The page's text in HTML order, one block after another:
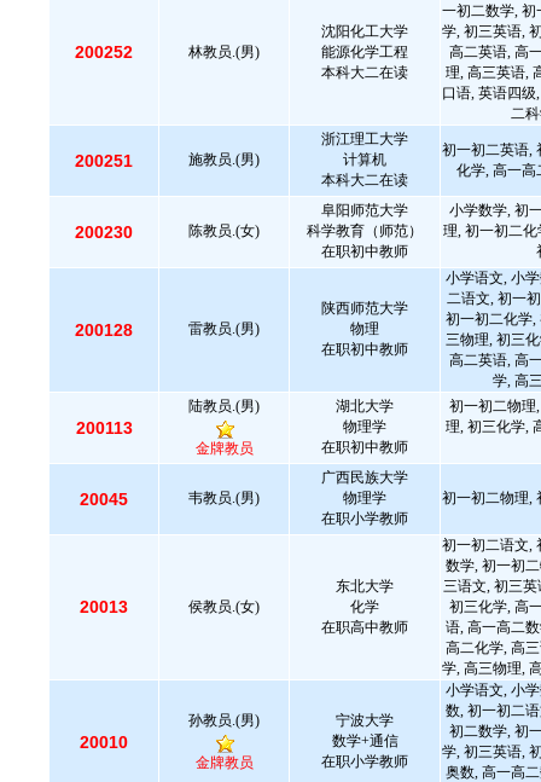
200252 林教员.(男)
沈阳化工大学
能源化学工程
本科大二在读
一初二数学, 初
学, 初三英语,
高二英语, 高
理, 高三英语,
口语, 英语四级
二
200251 施教员.(男)
浙江理工大学
计算机
本科大二在读
初一初二英语,
化学, 高一高
200230 陈教员.(女)
阜阳师范大学
科学教育（师范）
在职初中教师
小学数学, 初
理, 初一初二
200128 雷教员.(男)
陕西师范大学
物理
在职初中教师
小学语文, 小
二语文, 初一
初一初二化学,
三物理, 初三
高二英语, 高
学, 高
200113
陆教员.(男)
金牌教员
湖北大学
物理学
在职初中教师
初一初二物理
理, 初三化学,
20045 韦教员.(男)
广西民族大学
物理学
在职小学教师
初一初二物理,
20013 侯教员.(女)
东北大学
化学
在职高中教师
初一初二语文,
数学, 初一初
三语文, 初三
初三化学, 高
语, 高一高二
高二化学, 高
学, 高三物理,
20010
孙教员.(男)
金牌教员
宁波大学
数学+通信
在职小学教师
小学语文, 小
数, 初一初二
初二数学, 初
学, 初三英语,
奥数, 高一高